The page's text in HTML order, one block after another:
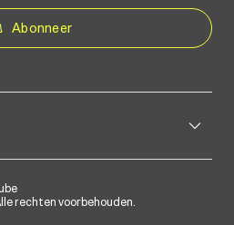
Abonneer
rechten voorbehouden.